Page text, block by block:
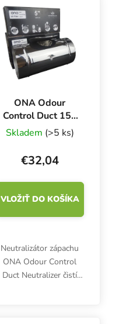
spôsobom. Pre potrubia
s priemerom 125 mm.
ONA Odour
Control Duct 150
mm, neutralizátor
zápachu pre
potrubia
Skladem (>5 ks)
€32,04
VLOŽIŤ DO KOŠÍKA
Neutralizátor zápachu
ONA Odour Control
Duct Neutralizer čistí